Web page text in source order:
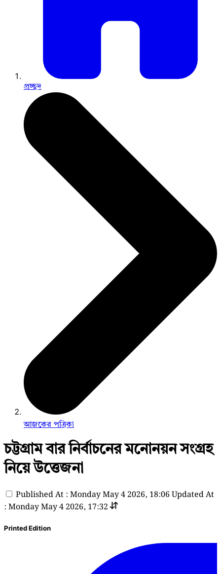
প্রচ্ছদ
আজকের পত্রিকা
চট্টগ্রাম বার নির্বাচনের মনোনয়ন সংগ্রহ
নিয়ে উত্তেজনা
Published At : Monday May 4 2026, 18:06 Updated At
: Monday May 4 2026, 17:32
Printed Edition